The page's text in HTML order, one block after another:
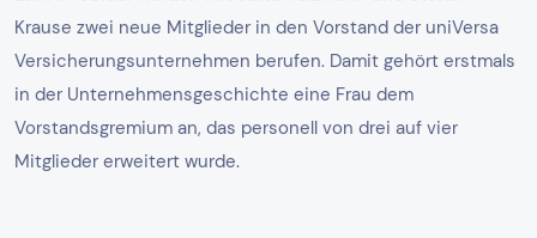
Krause zwei neue Mitglieder in den Vorstand der uniVersa
Versicherungsunternehmen berufen. Damit gehört erstmals
in der Unternehmensgeschichte eine Frau dem
Vorstandsgremium an, das personell von drei auf vier
Mitglieder erweitert wurde.